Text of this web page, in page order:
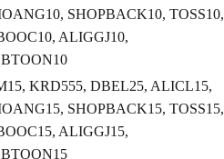
SHOPBACK10, TOSS10,
ALIGGJ10,
KRD555, DBEL25, ALICL15,
SHOPBACK15, TOSS15,
ALIGGJ15,